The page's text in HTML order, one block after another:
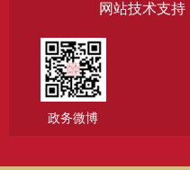
网站技术支持
政务微博